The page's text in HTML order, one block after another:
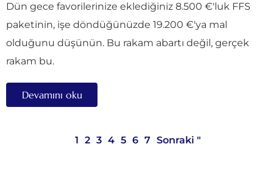
Dün gece favorilerinize eklediğiniz 8.500 €'luk FFS
paketinin, işe döndüğünüzde 19.200 €'ya mal
olduğunu düşünün. Bu rakam abartı değil, gerçek
rakam bu.
Devamını oku
1 2 3 4 5 6 7 Sonraki "